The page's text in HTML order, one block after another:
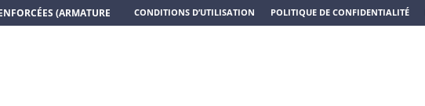
(ARMATURE EN PLASTIQUE)CONDITIONS D’UTILISATION POLITIQUE DE CONFIDENTIALITÉ